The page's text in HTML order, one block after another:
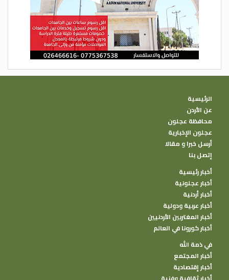
الرئيسية
عن الأردن
محافظة عجلون
عجلون الإخبارية
أرسل خبرا و مقالا
إتصل بنا
أخبار رئيسية
أخبار عجلونية
أخبار أردنية
أخبار عربية ودولية
أخبار المغتربين الأردنيين
أخبار كورونا في العالم
في ذمة الله
أخبار المجتمع
أخبار إقتصادية